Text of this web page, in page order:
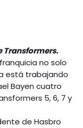
Transformers.
no solo
está trabajando
Bayen cuatro
5, 6, 7 y
de Hasbro